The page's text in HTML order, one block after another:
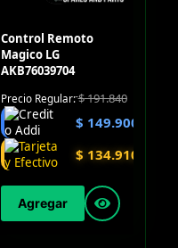
Control Remoto
Magico LG
AKB76039704
Precio Regular:$191.840
$ 149.900
$ 134.910
Agregar